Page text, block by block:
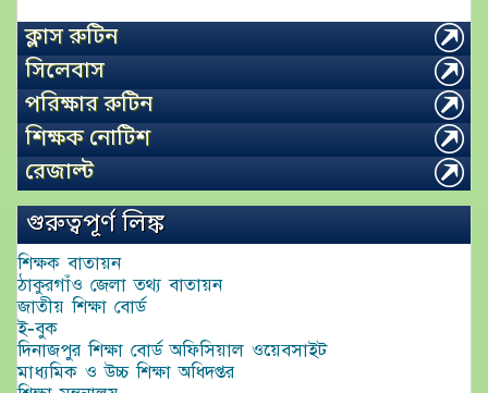
ক্লাস রুটিন
সিলেবাস
পরিক্ষার রুটিন
শিক্ষক নোটিশ
রেজাল্ট
গুরুত্বপূর্ণ লিঙ্ক
শিক্ষক বাতায়ন
ঠাকুরগাঁও জেলা তথ্য বাতায়ন
জাতীয় শিক্ষা বোর্ড
ই-বুক
দিনাজপুর শিক্ষা বোর্ড অফিসিয়াল ওয়েবসাইট
মাধ্যমিক ও উচ্চ শিক্ষা অধিদপ্তর